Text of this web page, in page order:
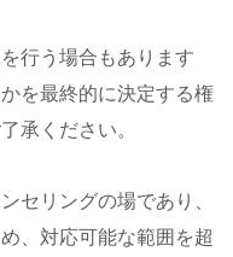
行う場合もあります
を最終的に決定する権
承ください。
セリングの場であり、
、対応可能な範囲を超